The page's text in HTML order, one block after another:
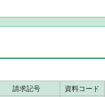
請求記号
資料コード